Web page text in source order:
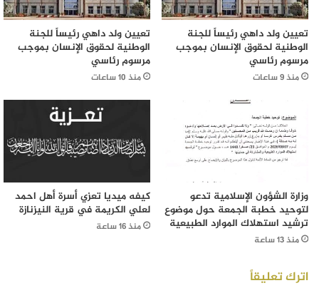
تعيين ولد داهي رئيساً للجنة
الوطنية لحقوق الإنسان بموجب
مرسوم رئاسي
منذ 9 ساعات
تعيين ولد داهي رئيساً للجنة
الوطنية لحقوق الإنسان بموجب
مرسوم رئاسي
منذ 10 ساعات
وزارة الشؤون الإسلامية تدعو
لتوحيد خطبة الجمعة حول موضوع
ترشيد استهلاك الموارد الطبيعية
منذ 13 ساعة
كيفه ميديا تعزي أسرة أهل احمد
لعلي الكريمة في قرية النيزنازة
منذ 16 ساعة
اترك تعليقاً